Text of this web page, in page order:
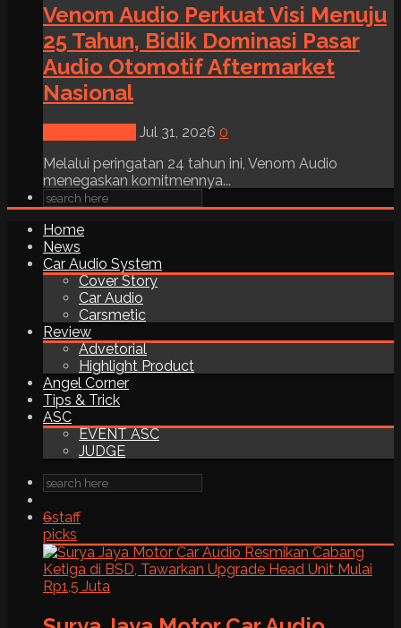
Venom Audio Perkuat Visi Menuju
25 Tahun, Bidik Dominasi Pasar
Audio Otomotif Aftermarket
Nasional
Jul 31, 2026 0
Melalui peringatan 24 tahun ini, Venom Audio
menegaskan komitmennya...
Home
News
Car Audio System
Cover Story
Car Audio
Carsmetic
Review
Advetorial
Highlight Product
Angel Corner
Tips & Trick
ASC
EVENT ASC
JUDGE
6staff
picks